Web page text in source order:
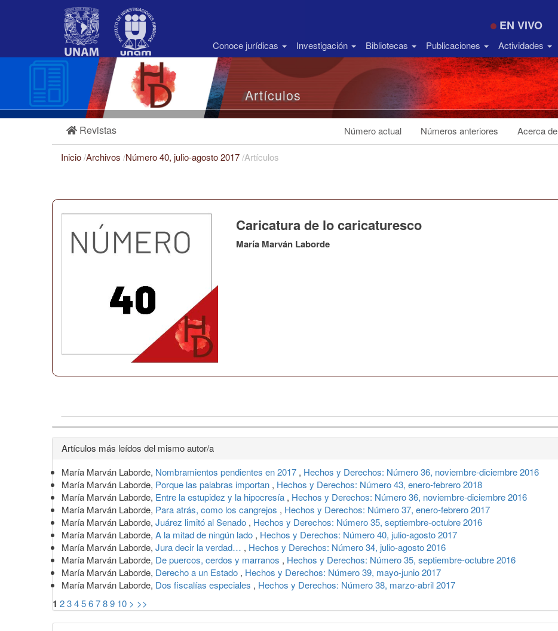
Barra
EN VIVO
Conoce jurídicas Investigación Bibliotecas Publicaciones Actividades
Artículos
Revistas Número actual Números anteriores Acerca de
Inicio/Archivos /Número 40, julio-agosto 2017/Artículos
Caricatura de lo caricaturesco
María Marván Laborde
Detalles
del
artículo
Artículos más leídos del mismo autor/a
María Marván Laborde, Nombramientos pendientes en 2017 , Hechos y Derechos: Número 36, noviembre-diciembre 2016
María Marván Laborde, Porque las palabras importan , Hechos y Derechos: Número 43, enero-febrero 2018
María Marván Laborde, Entre la estupidez y la hipocresía , Hechos y Derechos: Número 36, noviembre-diciembre 2016
María Marván Laborde, Para atrás, como los cangrejos , Hechos y Derechos: Número 37, enero-febrero 2017
María Marván Laborde, Juárez limitó al Senado , Hechos y Derechos: Número 35, septiembre-octubre 2016
María Marván Laborde, A la mitad de ningún lado , Hechos y Derechos: Número 40, julio-agosto 2017
María Marván Laborde, Jura decir la verdad… , Hechos y Derechos: Número 34, julio-agosto 2016
María Marván Laborde, De puercos, cerdos y marranos , Hechos y Derechos: Número 35, septiembre-octubre 2016
María Marván Laborde, Derecho a un Estado , Hechos y Derechos: Número 39, mayo-junio 2017
María Marván Laborde, Dos fiscalías especiales , Hechos y Derechos: Número 38, marzo-abril 2017
1 23456789 10 > >>